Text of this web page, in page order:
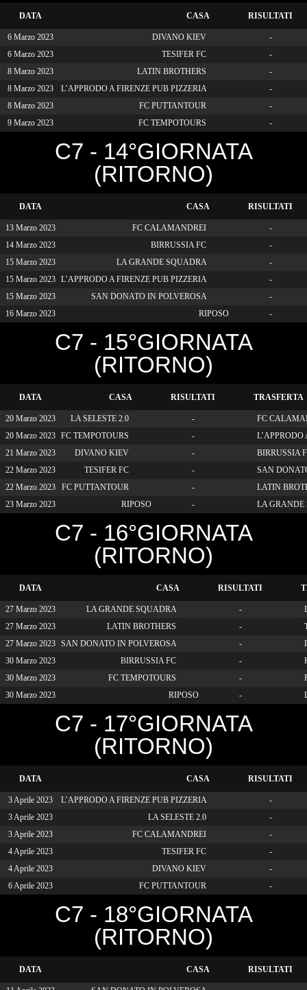
DATA CASA RISULTATI
6 Marzo 2023 DIVANO KIEV
-
6 Marzo 2023
TESIFER FC
-
8 Marzo 2023
LATIN BROTHERS
-
8 Marzo 2023
L’APPRODO A FIRENZE PUB PIZZERIA
-
8 Marzo 2023
FC PUTTANTOUR
-
9 Marzo 2023
FC TEMPOTOURS -
C7 - 14°GIORNATA
(RITORNO)
DATA CASA RISULTATI
13 Marzo 2023 FC CALAMANDREI
-
14 Marzo 2023
BIRRUSSIA FC
-
15 Marzo 2023
LA GRANDE SQUADRA
-
15 Marzo 2023 L’APPRODO A FIRENZE PUB PIZZERIA
-
15 Marzo 2023
SAN DONATO IN POLVEROSA
-
16 Marzo 2023
RIPOSO -
C7 - 15°GIORNATA
(RITORNO)
DATA CASA RISULTATI TRASFERTA
20 Marzo 2023 LA SELESTE 2.0 -
FC
20 Marzo 2023 FC TEMPOTOURS -
21 Marzo 2023
DIVANO KIEV -
BIRRUSSIA
22 Marzo 2023
TESIFER FC -
SAN
22 Marzo 2023
FC PUTTANTOUR -
LATIN
23 Marzo 2023
RIPOSO - LA GRANDE
C7 - 16°GIORNATA
(RITORNO)
DATA CASA RISULTATI
27 Marzo 2023 LA GRANDE SQUADRA -
27 Marzo 2023
LATIN BROTHERS -
27 Marzo 2023 SAN DONATO IN POLVEROSA -
30 Marzo 2023
BIRRUSSIA FC -
30 Marzo 2023
FC TEMPOTOURS -
30 Marzo 2023
RIPOSO -
C7 - 17°GIORNATA
(RITORNO)
DATA CASA RISULTATI
3 Aprile 2023 L’APPRODO A FIRENZE PUB PIZZERIA
-
3 Aprile 2023
LA SELESTE 2.0
-
3 Aprile 2023
FC CALAMANDREI
-
4 Aprile 2023
TESIFER FC
-
4 Aprile 2023
DIVANO KIEV
-
6 Aprile 2023
FC PUTTANTOUR -
C7 - 18°GIORNATA
(RITORNO)
DATA CASA RISULTATI